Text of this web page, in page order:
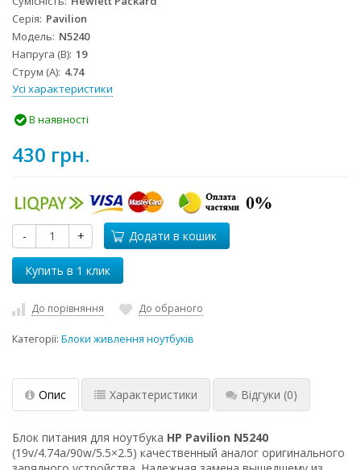
Серія Pavilion
Модель N5240
Напруга (В) 19
Струм (А) 4.74
Усі характеристики
В наявності
430 грн.
- + Додати в кошик
До порівняння До обраного
Категорії: Блоки живлення ноутбуків
Опис Характеристики Відгуки (0)
Блок питания для ноутбука HP Pavilion N5240
(19v/4.74a/90w/5.5×2.5) качественный аналог оригинального